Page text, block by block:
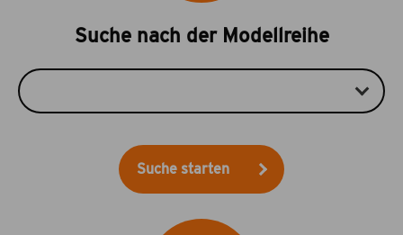
Suche nach der Modellreihe
Suche starten